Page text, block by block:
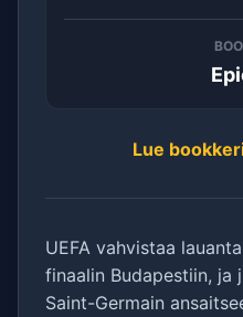
Lue
UEFA vahvistaa
finaalin Budapestiin, ja
Saint-Germain